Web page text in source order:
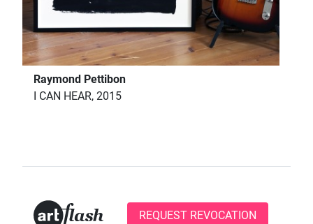
Raymond Pettibon
I CAN HEAR, 2015
REQUEST REVOCATION